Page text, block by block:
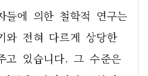
들에 의한 철학적 연구는
와 전혀 다르게 상당한
고 있습니다. 그 수준은